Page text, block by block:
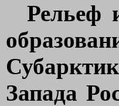
Рельеф
Запада